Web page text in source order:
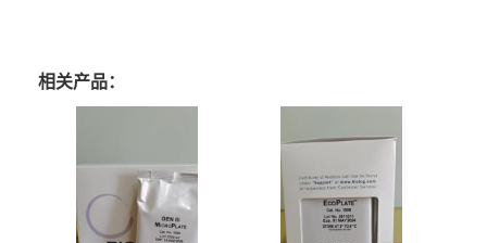
相关产品：